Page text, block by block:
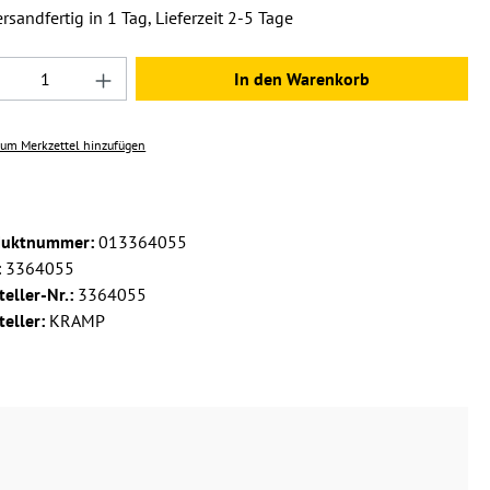
in 1 Tag, Lieferzeit 2-5 Tage
Anzahl: Gib den gewünschten Wert
In den Warenkorb
Merkzettel hinzufügen
013364055
3364055
Nr.: 3364055
KRAMP